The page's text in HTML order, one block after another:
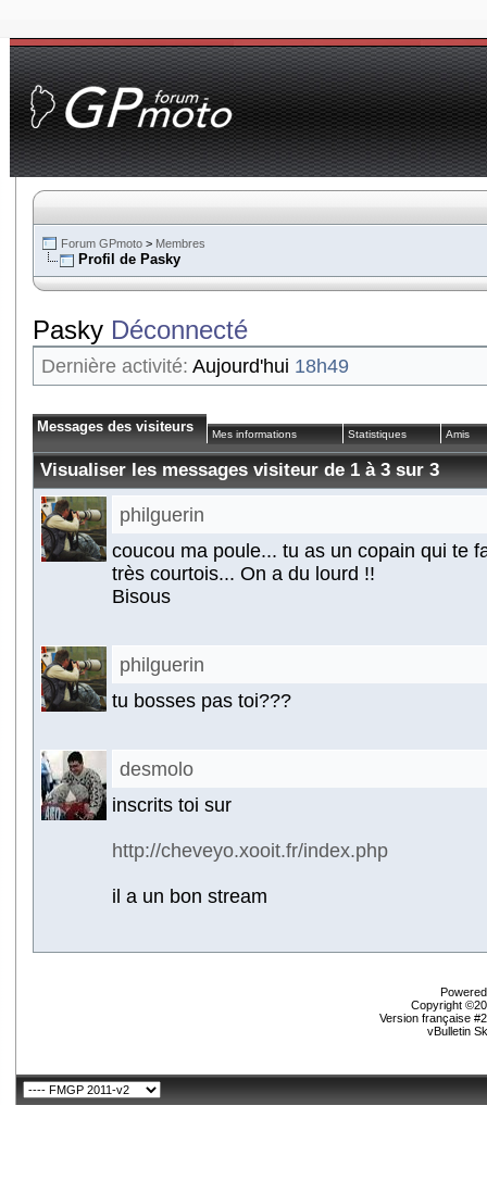
Forum GPmoto > Membres
Profil de Pasky
Pasky Déconnecté
Dernière activité: Aujourd'hui 18h49
Messages des visiteurs Mes informations Statistiques Amis
Visualiser les messages visiteur de 1 à3sur3
philguerin
coucou ma poule... tu as un copain qui te
très courtois... On a du lourd !!
Bisous
philguerin
tu bosses pas toi???
desmolo
inscrits toi sur
http://cheveyo.xooit.fr/index.php
il a un bon stream
Copyright
Version française
vBulletin